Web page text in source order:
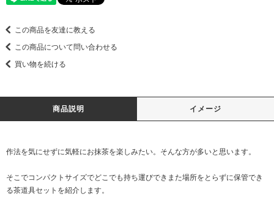
この商品を友達に教える
この商品について問い合わせる
買い物を続ける
商品説明 イメージ
作法を気にせずに気軽にお抹茶を楽しみたい。そんな方が多いと思います。
そこでコンパクトサイズでどこでも持ち運びできまた場所をとらずに保管でき
る茶道具セットを紹介します。